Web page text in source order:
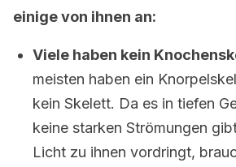
einige von ihnen an:
Viele haben kein
meisten haben ein
kein Skelett. Da es in tiefen
keine starken Strömungen
Licht zu ihnen vordringt,